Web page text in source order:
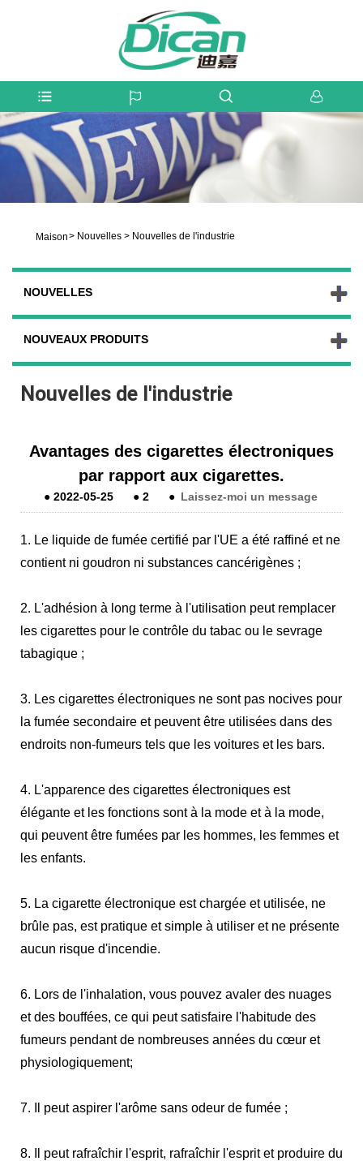
Maison> Nouvelles > Nouvelles de l'industrie
NOUVELLES
NOUVEAUX PRODUITS
Nouvelles de l'industrie
Avantages des cigarettes électroniques
par rapport aux cigarettes.
● 2022-05-25 ● 2 ● Laissez-moi un message
1. Le liquide de fumée certifié par l'UE a été raffiné et ne
contient ni goudron ni substances cancérigènes ;
2. L'adhésion à long terme à l'utilisation peut remplacer
les cigarettes pour le contrôle du tabac ou le sevrage
tabagique ;
3. Les cigarettes électroniques ne sont pas nocives pour
la fumée secondaire et peuvent être utilisées dans des
endroits non-fumeurs tels que les voitures et les bars.
4. L'apparence des cigarettes électroniques est
élégante et les fonctions sont à la mode et à la mode,
qui peuvent être fumées par les hommes, les femmes et
les enfants.
5. La cigarette électronique est chargée et utilisée, ne
brûle pas, est pratique et simple à utiliser et ne présente
aucun risque d'incendie.
6. Lors de l'inhalation, vous pouvez avaler des nuages ​​
et des bouffées, ce qui peut satisfaire l'habitude des
fumeurs pendant de nombreuses années du cœur et
physiologiquement;
7. Il peut aspirer l'arôme sans odeur de fumée ;
8. Il peut rafraîchir l'esprit, rafraîchir l'esprit et produire du